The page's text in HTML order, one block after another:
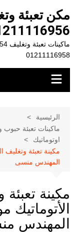
المحتوى– 01211116958
01211116958
الرئيسية
ماكينات تعبئة
اوتوماتيك
المهندس منسى
مكينة
المهندس